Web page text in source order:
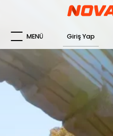
MENÜ Giriş Yap